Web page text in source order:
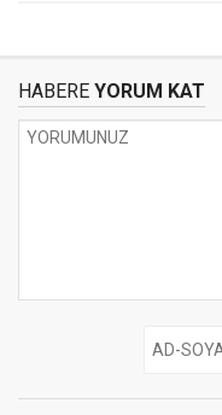
HABERE YORUM KAT